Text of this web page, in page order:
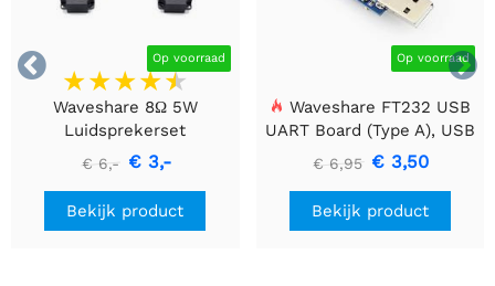

 Op voorraad
Waveshare 8Ω 5W
Luidsprekerset
€ 6,- € 3,-
Bekijk product
Op voorraad
Waveshare FT232 USB
UART Board (Type A), USB
naar TTL (UART)
Communicatiemodule
€ 6,95 € 3,50
Bekijk product